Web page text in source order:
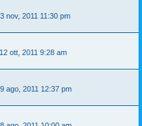
nov, 2011 11:30 pm
ott, 2011 9:28 am
ago, 2011 12:37 pm